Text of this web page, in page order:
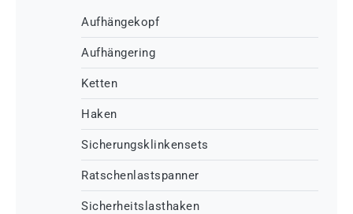
Aufhängekopf
Aufhängering
Ketten
Haken
Sicherungsklinkensets
Ratschenlastspanner
Sicherheitslasthaken